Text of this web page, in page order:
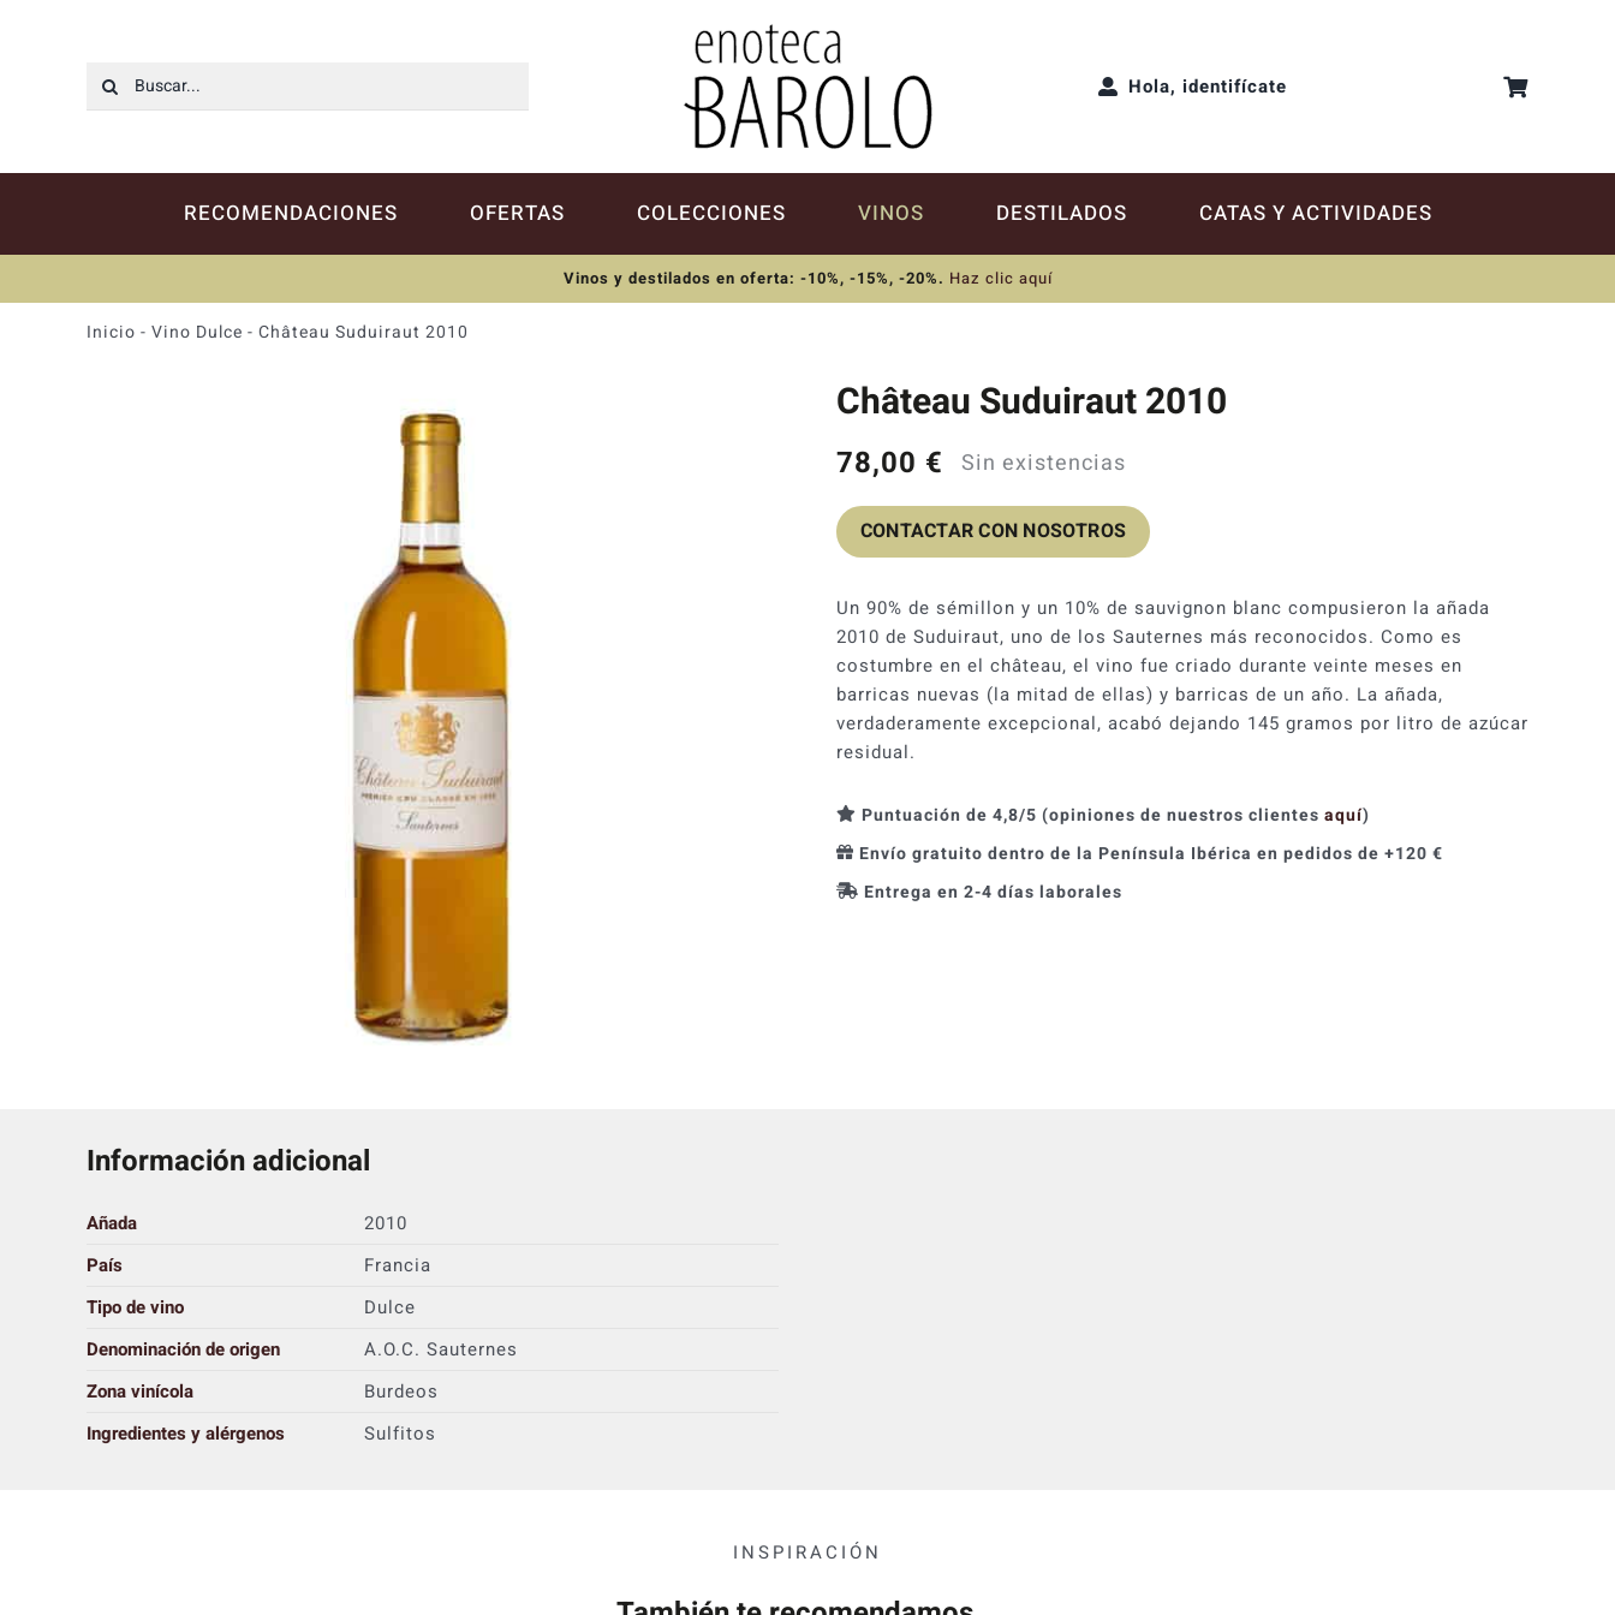
Buscar: Hola, identifícate
RECOMENDACIONES OFERTAS COLECCIONES VINOS DESTILADOS CATAS Y ACTIVIDADES
Vinos y destilados en oferta: -10%, -15%, -20%. Haz clic aquí
Inicio - Vino Dulce - Château Suduiraut 2010
Château Suduiraut 2010
78,00 € Sin existencias
CONTACTAR CON NOSOTROS
Un 90% de sémillon y un 10% de sauvignon blanc compusieron la añada
2010 de Suduiraut, uno de los Sauternes más reconocidos. Como es
costumbre en el château, el vino fue criado durante veinte meses en
barricas nuevas (la mitad de ellas) y barricas de un año. La añada,
verdaderamente excepcional, acabó dejando 145 gramos por litro de azúcar
residual.
Puntuación de 4,8/5 (opiniones de nuestros clientes aquí)
Envío gratuito dentro de la Península Ibérica en pedidos de +120 €
Entrega en 2-4 días laborales
Información adicional
Añada
2010
País
Francia
Tipo de vino
Dulce
Denominación de origen
A.O.C. Sauternes
Zona vinícola
Burdeos
Ingredientes y alérgenos
Sulfitos
INSPIRACIÓN